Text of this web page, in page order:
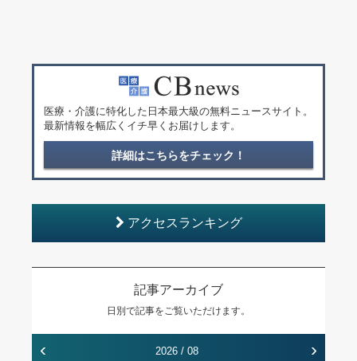
医療・介護に特化した日本最大級の無料ニュースサイト。
最新情報を幅広くイチ早くお届けします。
詳細はこちらをチェック！
アクセスランキング
記事アーカイブ
日別で記事をご覧いただけます。
‹ 2026 / 08 ›